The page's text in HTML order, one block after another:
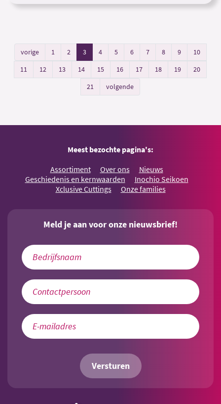
vorige 1 2 3 4 5 6 7 8 9
10
11
12 13 14 15 16 17 18 19
20
21
volgende
Meest bezochte pagina's:
Assortiment Over ons
Nieuws
Geschiedenis en kernwaarden
Inochio Seikoen
Xclusive Cuttings
Onze families
Meld je aan voor onze nieuwsbrief!
Versturen